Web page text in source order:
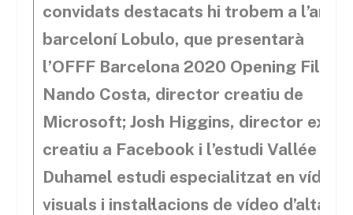
convidats destacats hi trobem a
barceloní Lobulo, que presentarà
l’OFFF Barcelona 2020 Opening Film;
Nando Costa, director creatiu de
Microsoft; Josh Higgins, director
creatiu a Facebook i l’estudi Vallée
Duhamel estudi especialitzat en vídeo,
visuals i instal·lacions de vídeo d’alta